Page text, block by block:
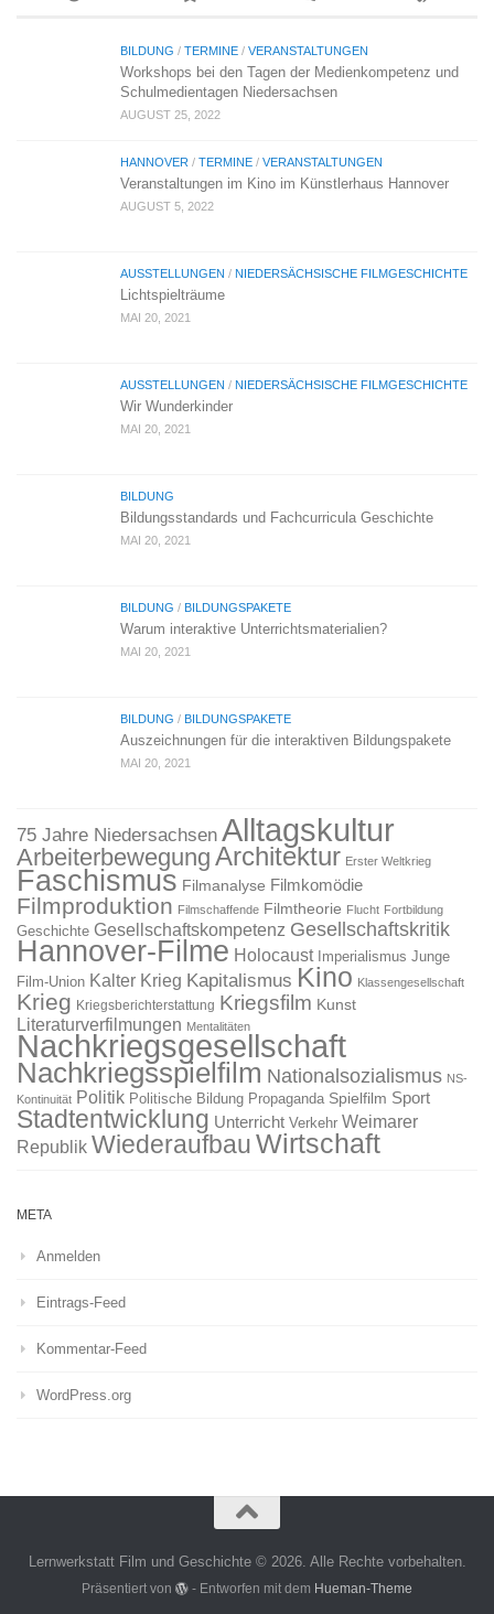
BILDUNG / TERMINE / VERANSTALTUNGEN
Workshops bei den Tagen der Medienkompetenz und
Schulmedientagen Niedersachsen
AUGUST 25, 2022
HANNOVER / TERMINE / VERANSTALTUNGEN
Veranstaltungen im Kino im Künstlerhaus Hannover
AUGUST 5, 2022
AUSSTELLUNGEN / NIEDERSÄCHSISCHE FILMGESCHICHTE
Lichtspielträume
MAI 20, 2021
AUSSTELLUNGEN / NIEDERSÄCHSISCHE FILMGESCHICHTE
Wir Wunderkinder
MAI 20, 2021
BILDUNG
Bildungsstandards und Fachcurricula Geschichte
MAI 20, 2021
BILDUNG / BILDUNGSPAKETE
Warum interaktive Unterrichtsmaterialien?
MAI 20, 2021
BILDUNG / BILDUNGSPAKETE
Auszeichnungen für die interaktiven Bildungspakete
MAI 20, 2021
75 Jahre Niedersachsen Alltagskultur
Arbeiterbewegung Architektur Erster Weltkrieg
Faschismus Filmanalyse Filmkomödie
Filmproduktion Filmschaffende Filmtheorie Flucht Fortbildung
Geschichte Gesellschaftskompetenz Gesellschaftskritik
Hannover-Filme Holocaust Imperialismus Junge
Film-Union Kalter Krieg Kapitalismus Kino Klassengesellschaft
Krieg Kriegsberichterstattung Kriegsfilm Kunst
Literaturverfilmungen Mentalitäten
Nachkriegsgesellschaft
Nachkriegsspielfilm Nationalsozialismus NS-
Kontinuität Politik Politische Bildung Propaganda Spielfilm Sport
Stadtentwicklung Unterricht Verkehr Weimarer
Republik WiederaufbauWirtschaft
META
Anmelden
Eintrags-Feed
Kommentar-Feed
WordPress.org
Lernwerkstatt Film und Geschichte © 2026. Alle Rechte vorbehalten.
Präsentiert von - Entworfen mit dem Hueman-Theme